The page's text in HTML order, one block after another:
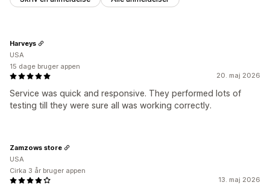
20. maj 2026
Service was quick and responsive. They performed lots of
testing till they were sure all was working correctly.
Harveys
USA
15 dage bruger appen
13. maj 2026
Zamzows store
USA
Cirka 3 år bruger appen